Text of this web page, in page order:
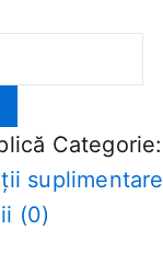
Categorie:
suplimentare
(0)